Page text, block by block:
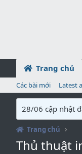
Trang chủ
Các bài mới Latest
28/06 cập nhật
Trang chủ
Thủ thuật